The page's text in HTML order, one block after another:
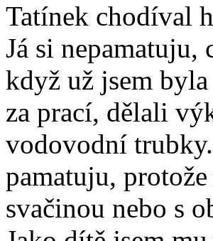
Tatínek chodíval
Já si
když už jsem
za prací, dělali
vodovodní
pamatuju,
svačinou nebo s